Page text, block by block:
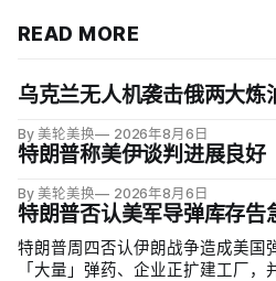
READ MORE
乌克兰无人机袭击俄两大炼
By 美轮美换 2026年8月6日
特朗普称美伊谈判进展良好
By 美轮美换 2026年8月6日
特朗普否认美军导弹库存告
特朗普周四否认伊朗战争造成美国
「大量」弹药、企业正扩建工厂，